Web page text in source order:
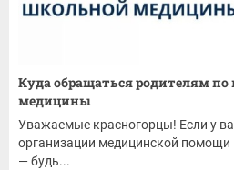
Куда обращаться родителям
медицины
Уважаемые красногорцы! Если у
организации медицинской помощи
— будь...